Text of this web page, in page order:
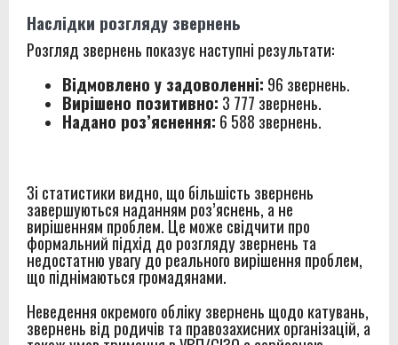
Наслідки розгляду звернень
Розгляд звернень показує наступні результати:
Відмовлено у задоволенні: 96 звернень.
Вирішено позитивно: 3 777 звернень.
Надано роз’яснення: 6 588 звернень.
Зі статистики видно, що більшість звернень
завершуються наданням роз’яснень, а не
вирішенням проблем. Це може свідчити про
формальний підхід до розгляду звернень та
недостатню увагу до реального вирішення проблем,
що піднімаються громадянами.
Неведення окремого обліку звернень щодо катувань,
звернень від родичів та правозахисних організацій, а